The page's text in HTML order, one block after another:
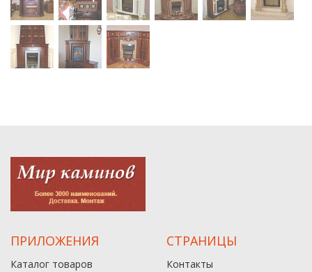
ПРИЛОЖЕНИЯ
Каталог товаров
СТРАНИЦЫ
Контакты